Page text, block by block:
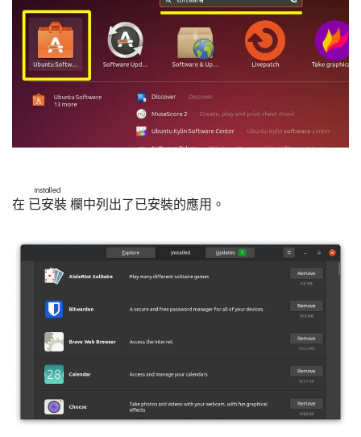
在 已安裝
Installed
欄中列出了已安裝的應用。